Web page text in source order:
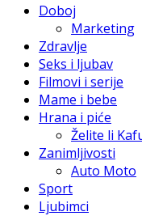
Doboj
Marketing
Zdravlje
Seks i ljubav
Filmovi i serije
Mame i bebe
Hrana i piće
Želite li
Zanimljivosti
Auto Moto
Sport
Ljubimci